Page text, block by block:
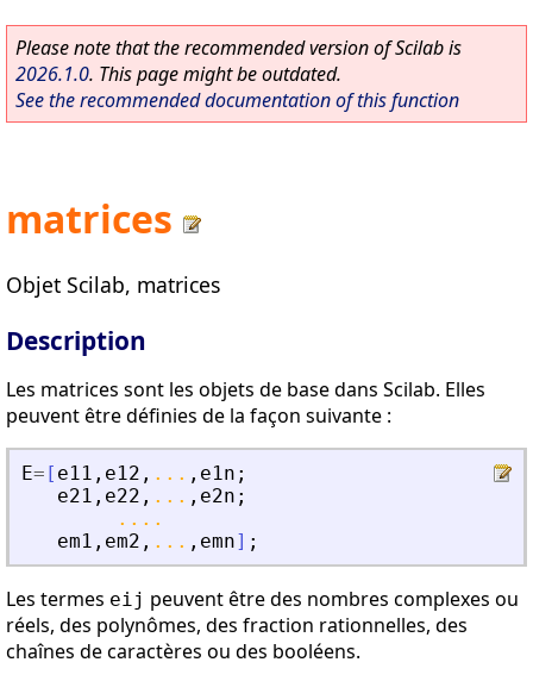
Please note that the recommended version of Scilab is
2026.1.0. This page might be outdated.
See the recommended documentation of this function
matrices
Objet Scilab, matrices
Description
Les matrices sont les objets de base dans Scilab. Elles
peuvent être définies de la façon suivante :
E= [ e11 , e12 , ... , e1n ;
e21 , e22 , ... , e2n ;
....
em1 , em2 , ... , emn] ;
Les termes eij peuvent être des nombres complexes ou
réels, des polynômes, des fraction rationnelles, des
chaînes de caractères ou des booléens.